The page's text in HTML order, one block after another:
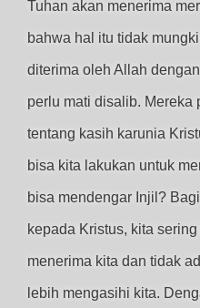
Tuhan akan menerima
bahwa hal itu tidak
diterima oleh Allah
perlu mati disalib. Mereka
tentang kasih karunia
bisa kita lakukan untuk
bisa mendengar Injil?
kepada Kristus, kita
menerima kita dan tidak
lebih mengasihi kita.